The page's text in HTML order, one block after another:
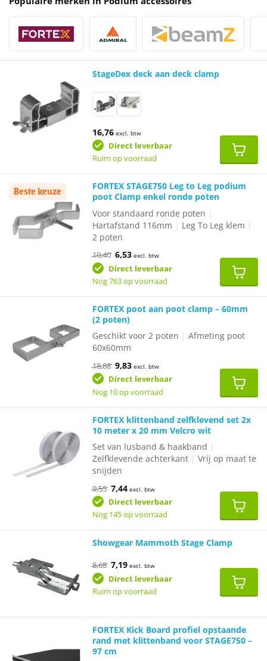
StageDex deck aan deck clamp
16,76 excl. btw
Direct leverbaar
Ruim op voorraad
Beste keuze
FORTEX STAGE750 Leg to Leg podium
poot Clamp enkel ronde poten
Voor standaard ronde poten
Hartafstand 116mm
Leg To Leg klem
2 poten
10,40 Oorspronkelijke
prijs
was:
6,53Huidige
prijs
is:
excl. btw
Direct leverbaar
Nog 763 op voorraad
FORTEX poot aan poot clamp – 60mm
(2 poten)
Geschikt voor 2 poten |Afmeting poot
60x60mm
18,88 Oorspronkelijke
prijs
was:
9,83Huidige
prijs
is:
excl. btw
Direct leverbaar
Nog 10 op voorraad
FORTEX klittenband zelfklevend set 2x
10 meter x 20 mm Velcro wit
Set van lusband & haakband
Zelfklevende achterkant |Vrij op maat te
snijden
9,55 Oorspronkelijke
prijs
was:
7,44Huidige
prijs
is:
excl. btw
Direct leverbaar
Nog 145 op voorraad
Showgear Mammoth Stage Clamp
8,68 Oorspronkelijke
prijs
was:
€8,68.
7,19Huidige
prijs
is:
€7,19.
excl. btw
Direct leverbaar
Ruim op voorraad
FORTEX Kick Board profiel opstaande
rand met klittenband voor STAGE750 –
97 cm